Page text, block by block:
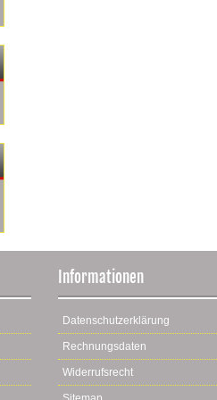
Informationen
Datenschutzerklärung
Rechnungsdaten
Widerrufsrecht